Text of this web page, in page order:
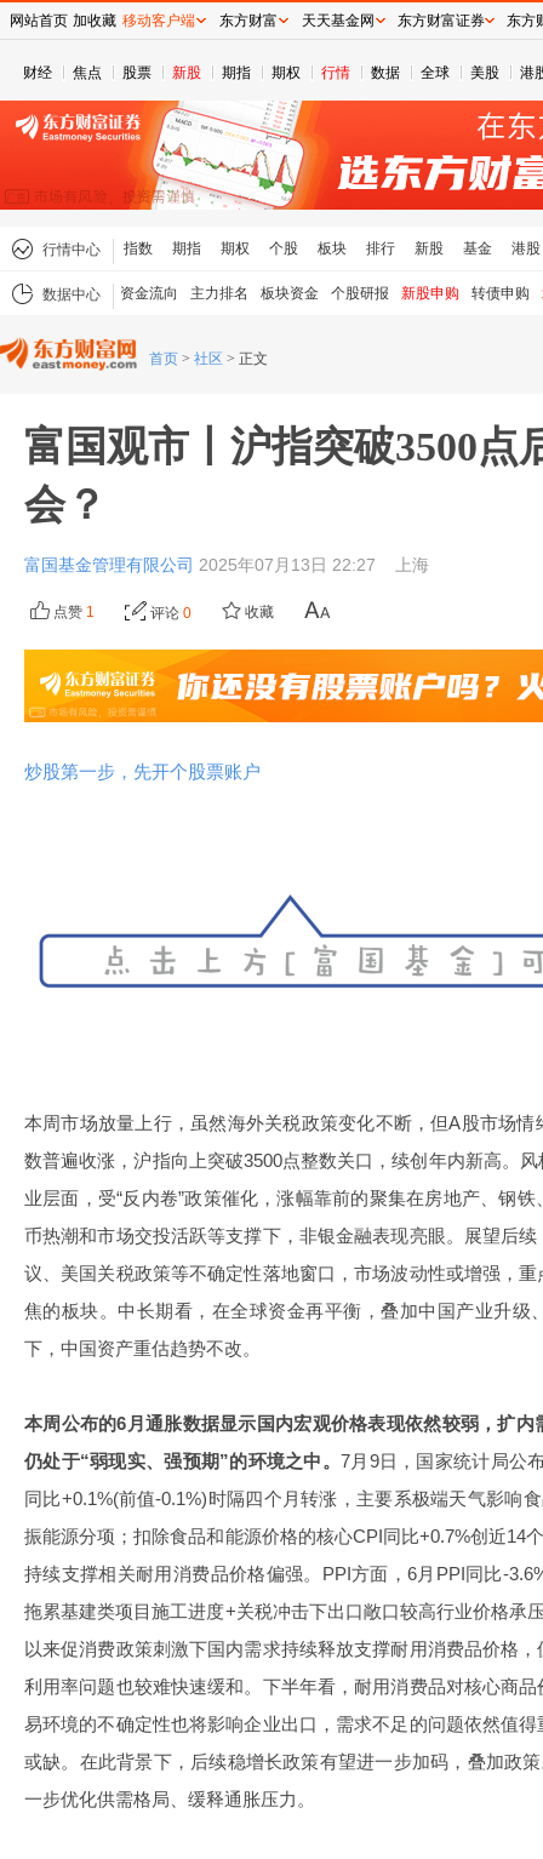
财经 焦点 股票 新股 期指 期权 行情 数据 全球 美股 港
行情中心 指数 期指 期权 个股 板块 排行 新股 基金 港股
数据中心 资金流向 主力排名 板块资金 个股研报 新股申购 转债申购
首页 > 社区 > 正文
富国观市丨沪指突破3500点
会？
富国基金管理有限公司 2025年07月13日 22:27 上海
点赞 1 评论 0 收藏
炒股第一步，先开个股票账户
本周市场放量上行，虽然海外关税政策变化不断，但A股市场
数普遍收涨，沪指向上突破3500点整数关口，续创年内新高。
业层面，受“反内卷”政策催化，涨幅靠前的聚集在房地产、钢
币热潮和市场交投活跃等支撑下，非银金融表现亮眼。展望后
议、美国关税政策等不确定性落地窗口，市场波动性或增强，
焦的板块。中长期看，在全球资金再平衡，叠加中国产业升级
下，中国资产重估趋势不改。
本周公布的6月通胀数据显示国内宏观价格表现依然较弱，扩
仍处于“弱现实、强预期”的环境之中。7月9日，国家统计局公
同比+0.1%(前值-0.1%)时隔四个月转涨，主要系极端天气影响
振能源分项；扣除食品和能源价格的核心CPI同比+0.7%创近14
持续支撑相关耐用消费品价格偏强。PPI方面，6月PPI同比-
拖累基建类项目施工进度+关税冲击下出口敞口较高行业价格承
以来促消费政策刺激下国内需求持续释放支撑耐用消费品价格
利用率问题也较难快速缓和。下半年看，耐用消费品对核心商
易环境的不确定性也将影响企业出口，需求不足的问题依然值
或缺。在此背景下，后续稳增长政策有望进一步加码，叠加政
一步优化供需格局、缓释通胀压力。
网站首页 加收藏 移动客户端 东方财富 天天基金网 东方财富证券 东方